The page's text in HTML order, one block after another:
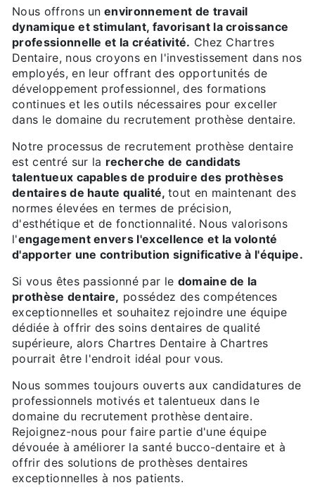
Nous offrons un environnement de travail
dynamique et stimulant, favorisant la croissance
professionnelle et la créativité. Chez Chartres
Dentaire, nous croyons en l'investissement dans nos
employés, en leur offrant des opportunités de
développement professionnel, des formations
continues et les outils nécessaires pour exceller
dans le domaine du recrutement prothèse dentaire.
Notre processus de recrutement prothèse dentaire
est centré sur la recherche de candidats
talentueux capables de produire des prothèses
dentaires de haute qualité, tout en maintenant des
normes élevées en termes de précision,
d'esthétique et de fonctionnalité. Nous valorisons
l'engagement envers l'excellence et la volonté
d'apporter une contribution significative à l'équipe.
Si vous êtes passionné par le domaine de la
prothèse dentaire, possédez des compétences
exceptionnelles et souhaitez rejoindre une équipe
dédiée à offrir des soins dentaires de qualité
supérieure, alors Chartres Dentaire à Chartres
pourrait être l'endroit idéal pour vous.
Nous sommes toujours ouverts aux candidatures de
professionnels motivés et talentueux dans le
domaine du recrutement prothèse dentaire.
Rejoignez-nous pour faire partie d'une équipe
dévouée à améliorer la santé bucco-dentaire et à
offrir des solutions de prothèses dentaires
exceptionnelles à nos patients.